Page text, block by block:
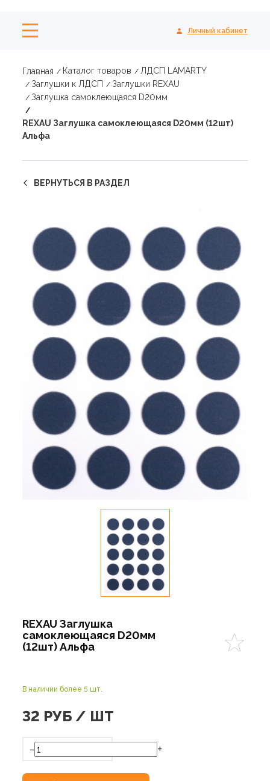
Личный кабинет
Главная Каталог товаров
ЛДСП LAMARTY
Заглушки к ЛДСП
Заглушки REXAU
Заглушка самоклеющаяся D20мм
REXAU Заглушка самоклеющаяся D20мм (12шт)
Альфа
ВЕРНУТЬСЯ В РАЗДЕЛ
REXAU Заглушка
самоклеющаяся D20мм
(12шт) Альфа
В наличии более 5 шт.
32 РУБ / ШТ
- +